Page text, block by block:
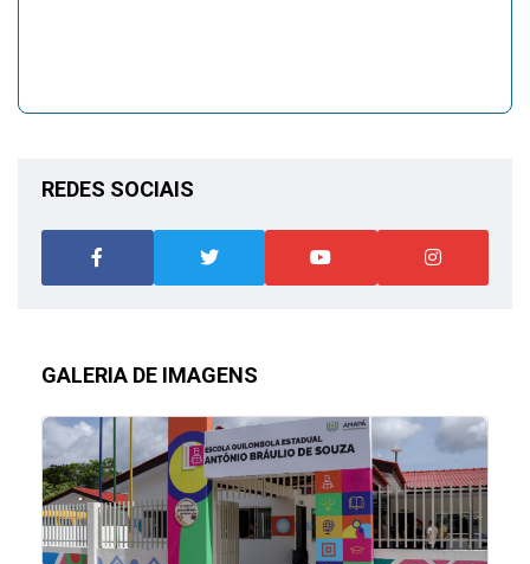
REDES SOCIAIS
GALERIA DE IMAGENS